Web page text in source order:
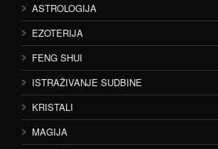
ASTROLOGIJA
EZOTERIJA
FENG SHUI
ISTRAŽIVANJE SUDBINE
KRISTALI
MAGIJA